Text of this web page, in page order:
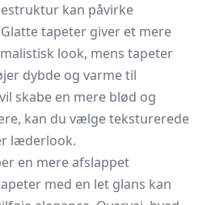
kan påvirke
tapeter giver et mere
look, mens tapeter
dybde og varme til
skabe en mere blød og
kan du vælge teksturerede
læderlook.
en mere afslappet
med en let glans kan